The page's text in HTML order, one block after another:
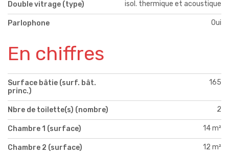
Double vitrage (type) isol. thermique et acoustique
Parlophone Oui
En chiffres
Surface bâtie (surf. bât.
princ.)
165
Nbre de toilette(s) (nombre) 2
Chambre 1 (surface) 14 m²
Chambre 2 (surface) 12 m²